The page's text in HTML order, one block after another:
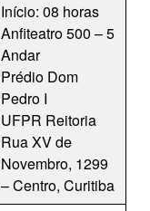
Início: 08 horas
Anfiteatro 500 – 5
Andar
Prédio Dom
Pedro I
UFPR Reitoria
Rua XV de
Novembro, 1299
– Centro, Curitiba